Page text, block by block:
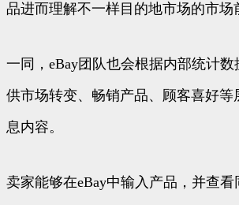
品进而理解不一样目的地市场的市场
一同，eBay团队也会根据内部统计数
供市场转变、畅销产品、顾客喜好等
息内容。
卖家能够在eBay中输入产品，并查